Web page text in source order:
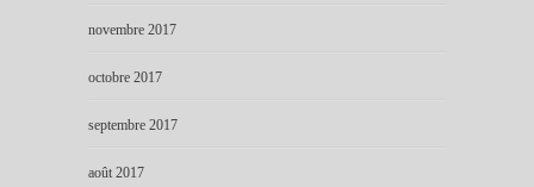
novembre 2017
octobre 2017
septembre 2017
août 2017